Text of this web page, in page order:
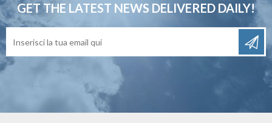
GET THE LATEST NEWS DELIVERED DAILY!